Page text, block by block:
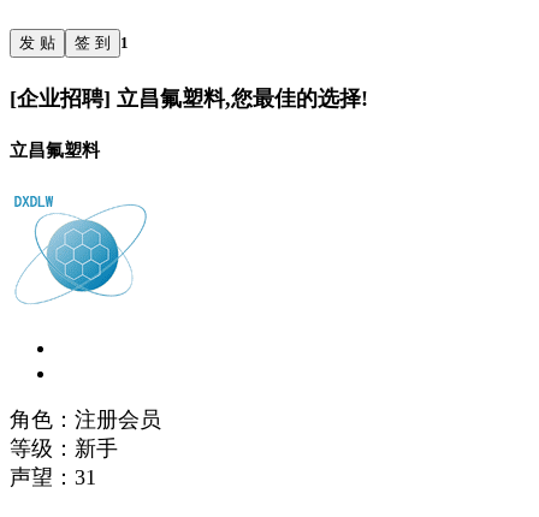
发 贴 签 到 1
[企业招聘] 立昌氟塑料,您最佳的选择!
立昌氟塑料
角色：注册会员
等级：新手
声望： 31